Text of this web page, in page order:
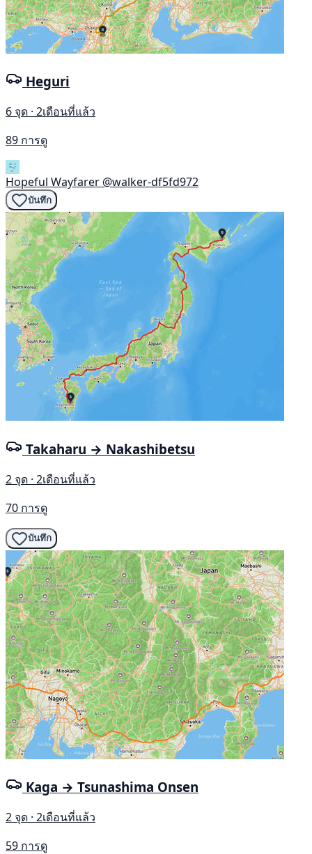
Heguri
6 จุด · 2เดือนที่แล้ว
89 การดู
Hopeful Wayfarer @walker-df5fd972
บันทึก
Takaharu → Nakashibetsu
2 จุด · 2เดือนที่แล้ว
70 การดู
บันทึก
Kaga → Tsunashima Onsen
2 จุด · 2เดือนที่แล้ว
59 การดู